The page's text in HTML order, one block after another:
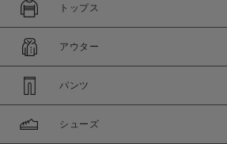
在庫
在庫あり
トップス
アウター
パンツ
シューズ